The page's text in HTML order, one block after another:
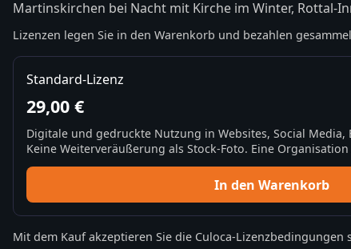
Martinskirchen bei Nacht mit Kirche im Winter, Rottal-
Lizenzen legen Sie in den Warenkorb und bezahlen
Standard-Lizenz
29,00 €
Digitale und gedruckte Nutzung in Websites, Social
Keine Weiterveräußerung als Stock-Foto. Eine
In den Warenkorb
Mit dem Kauf akzeptieren Sie die Culoca-Lizenzbedingungen